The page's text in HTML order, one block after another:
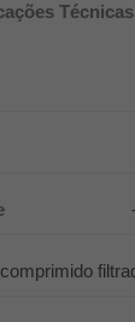
Técnicas